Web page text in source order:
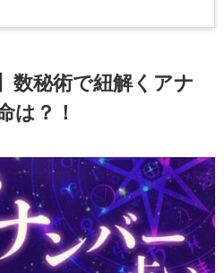
どを無料鑑定（天中殺・十干）
数秘術で紐解くアナ
は？！